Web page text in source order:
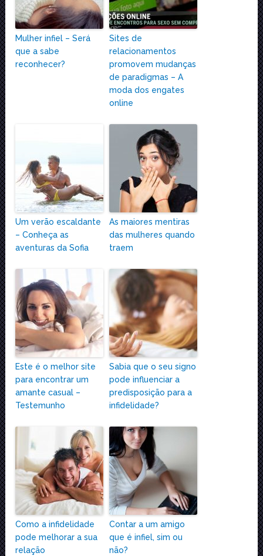
Mulher infiel – Será
que a sabe
reconhecer?
Sites de
relacionamentos
promovem mudanças
de paradigmas – A
moda dos engates
online
Um verão escaldante
– Conheça as
aventuras da Sofia
As maiores mentiras
das mulheres quando
traem
Este é o melhor site
para encontrar um
amante casual –
Testemunho
Sabia que o seu signo
pode influenciar a
predisposição para a
infidelidade?
Como a infidelidade
pode melhorar a sua
relação
Contar a um amigo
que é infiel, sim ou
não?